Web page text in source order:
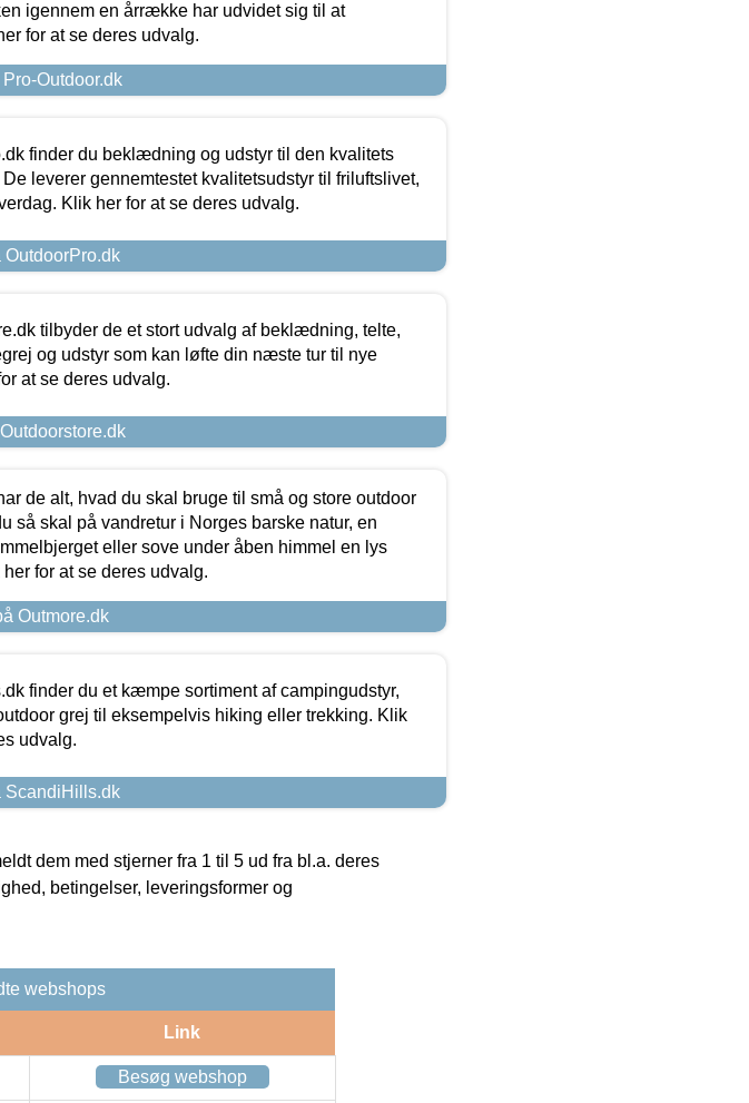
igennem en årrække har udvidet sig til at
for at se deres udvalg.
Outdoor.dk
finder du beklædning og udstyr til den kvalitets
leverer gennemtestet kvalitetsudstyr til friluftslivet,
Klik her for at se deres udvalg.
OutdoorPro.dk
tilbyder de et stort udvalg af beklædning, telte,
og udstyr som kan løfte din næste tur til nye
at se deres udvalg.
de alt, hvad du skal bruge til små og store outdoor
så skal på vandretur i Norges barske natur, en
eller sove under åben himmel en lys
for at se deres udvalg.
Outmore.dk
finder du et kæmpe sortiment af campingudstyr,
grej til eksempelvis hiking eller trekking. Klik
udvalg.
ScandiHills.dk
dem med stjerner fra 1 til 5 ud fra bl.a. deres
betingelser, leveringsformer og
webshops
Link
Besøg webshop